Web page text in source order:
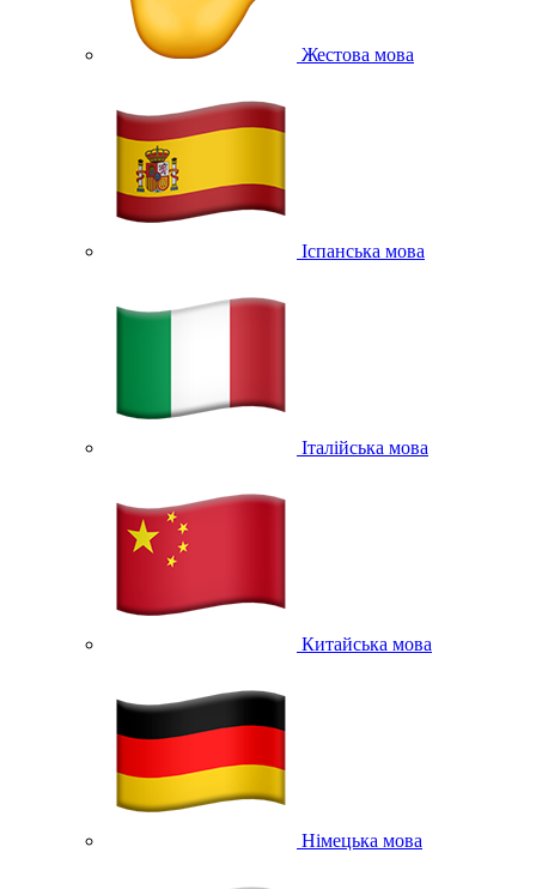
Жестова мова
Іспанська мова
Італійська мова
Китайська мова
Німецька мова